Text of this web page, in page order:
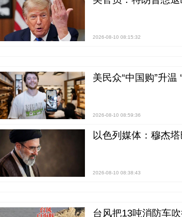
2026-08-10 08:15:32
美民众“中国购”升温
2026-08-10 08:59:36
以色列媒体：穆杰
2026-08-10 08:38:43
台风把13吨消防车